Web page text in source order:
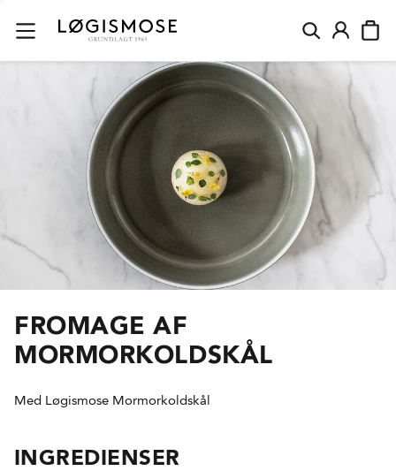
FROMAGE AF
MORMORKOLDSKÅL
Med Løgismose Mormorkoldskål
INGREDIENSER